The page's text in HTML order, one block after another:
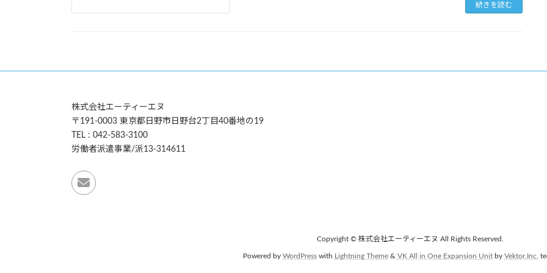
続きを読む
株式会社エーティーエヌ
〒191-0003 東京都日野市日野台2丁目40番地の19
TEL : 042-583-3100
労働者派遣事業/派13-314611
Copyright © 株式会社エーティーエヌ All Rights Reserved.
Powered by WordPresswith Lightning Theme& VK All in One Expansion Unitby Vektor,Inc.